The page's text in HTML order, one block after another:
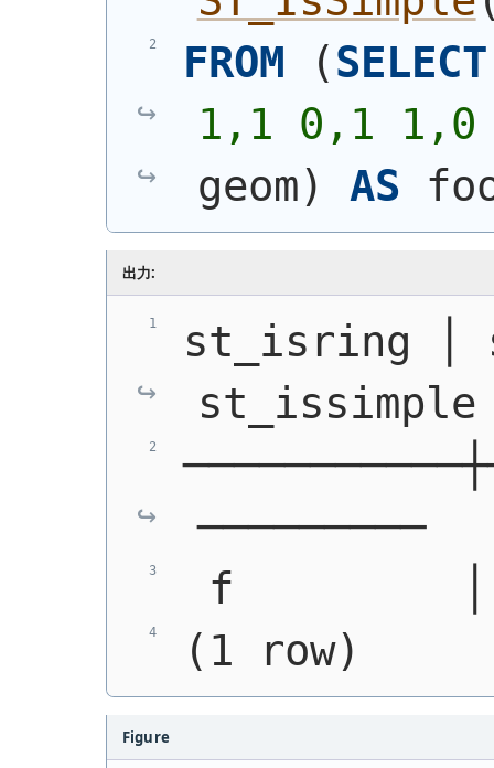
FROM
(SELECT
1,1 0,1 1,0
geom) AS
出力:
st_isring │
st_issimple
─────────
f
(1 row)
Figure